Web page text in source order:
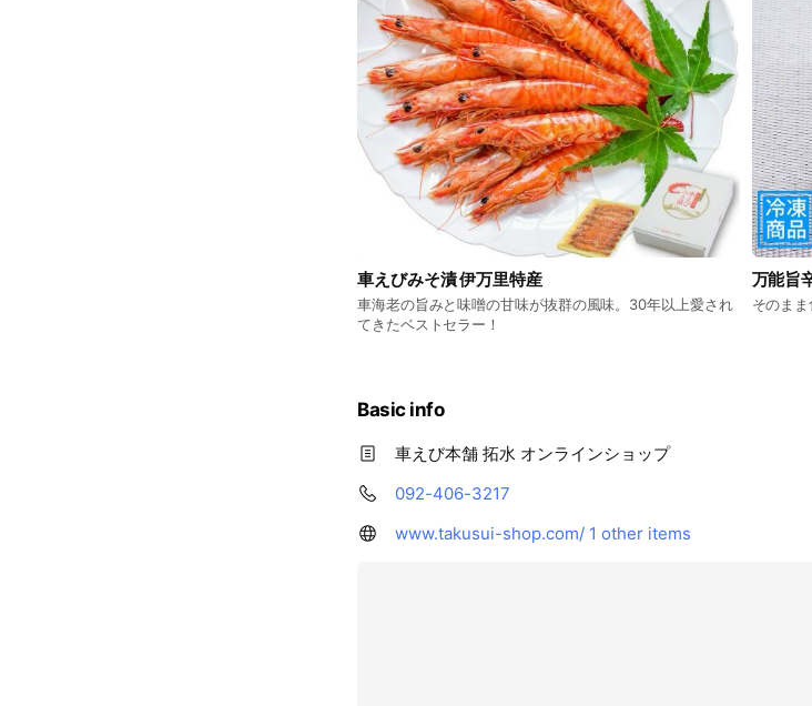
車えびみそ漬 伊万里特産
車海老の旨みと味噌の甘味が抜群の風味。30年以上愛され
てきたベストセラー！
万能旨
そのま
Basic info
車えび本舗 拓水 オンラインショップ
092-406-3217
www.takusui-shop.com/ 1 other items